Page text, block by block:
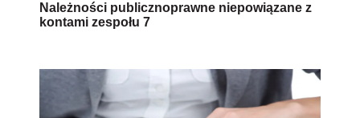
Należności publicznoprawne niepowiązane z
kontami zespołu 7